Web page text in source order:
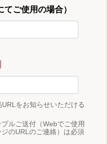
ご使用の場合）
をお知らせいただける
ルご送付（Webでご使用
のURLのご連絡）は必須